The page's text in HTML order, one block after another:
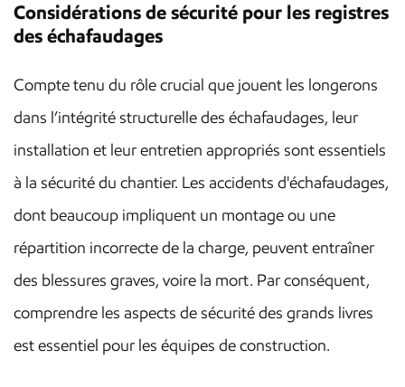
Considérations de sécurité pour les registres
des échafaudages
Compte tenu du rôle crucial que jouent les longerons
dans l’intégrité structurelle des échafaudages, leur
installation et leur entretien appropriés sont essentiels
à la sécurité du chantier. Les accidents d'échafaudages,
dont beaucoup impliquent un montage ou une
répartition incorrecte de la charge, peuvent entraîner
des blessures graves, voire la mort. Par conséquent,
comprendre les aspects de sécurité des grands livres
est essentiel pour les équipes de construction.